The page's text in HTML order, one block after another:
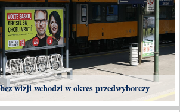
bez wizji wchodzi w okres przedwyborczy